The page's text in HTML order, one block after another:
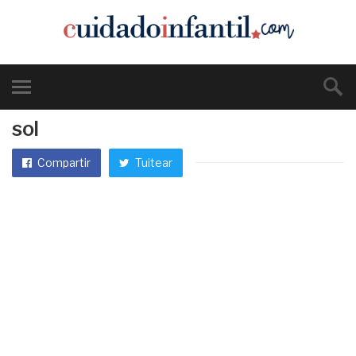
sol
Compartir Tuitear